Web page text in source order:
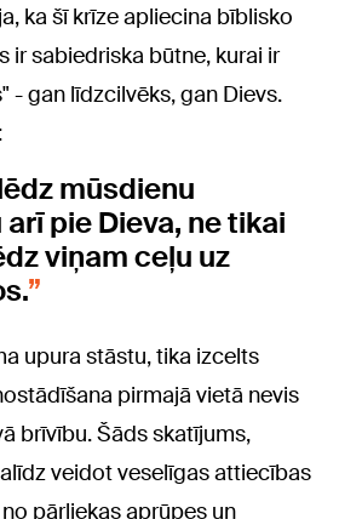
ka šī krīze apliecina bīblisko
ir sabiedriska būtne, kurai ir
- gan līdzcilvēks, gan Dievs.
mūsdienu
pie Dieva, ne tikai
viņam ceļu uz
upura stāstu, tika izcelts
pirmajā vietā nevis
brīvību. Šāds skatījums,
veidot veselīgas attiecības
pārliekas aprūpes un